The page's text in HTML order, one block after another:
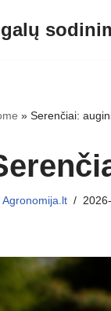
» Serenčiai:
Agronomija.lt